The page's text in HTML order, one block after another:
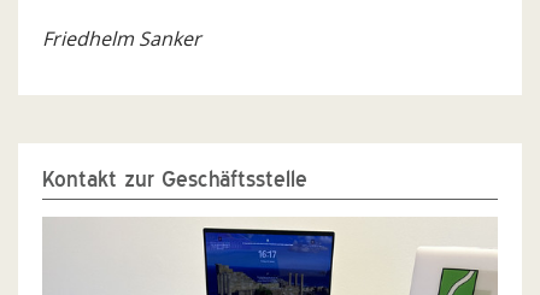
Friedhelm Sanker
Kontakt zur Geschäftsstelle